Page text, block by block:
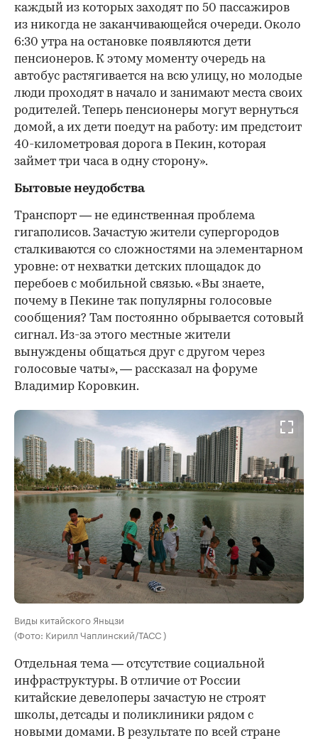
каждый из которых заходят по 50 пассажиров
из никогда не заканчивающейся очереди. Около
6:30 утра на остановке появляются дети
пенсионеров. К этому моменту очередь на
автобус растягивается на всю улицу, но молодые
люди проходят в начало и занимают места своих
родителей. Теперь пенсионеры могут вернуться
домой, а их дети поедут на работу: им предстоит
40-километровая дорога в Пекин, которая
займет три часа в одну сторону».
Бытовые неудобства
Транспорт — не единственная проблема
гигаполисов. Зачастую жители супергородов
сталкиваются со сложностями на элементарном
уровне: от нехватки детских площадок до
перебоев с мобильной связью. «Вы знаете,
почему в Пекине так популярны голосовые
сообщения? Там постоянно обрывается сотовый
сигнал. Из-за этого местные жители
вынуждены общаться друг с другом через
голосовые чаты», — рассказал на форуме
Владимир Коровкин.
Виды китайского Яньцзи
(Фото: Кирилл Чаплинский/ТАСС )
Отдельная тема — отсутствие социальной
инфраструктуры. В отличие от России
китайские девелоперы зачастую не строят
школы, детсады и поликлиники рядом с
новыми домами. В результате по всей стране